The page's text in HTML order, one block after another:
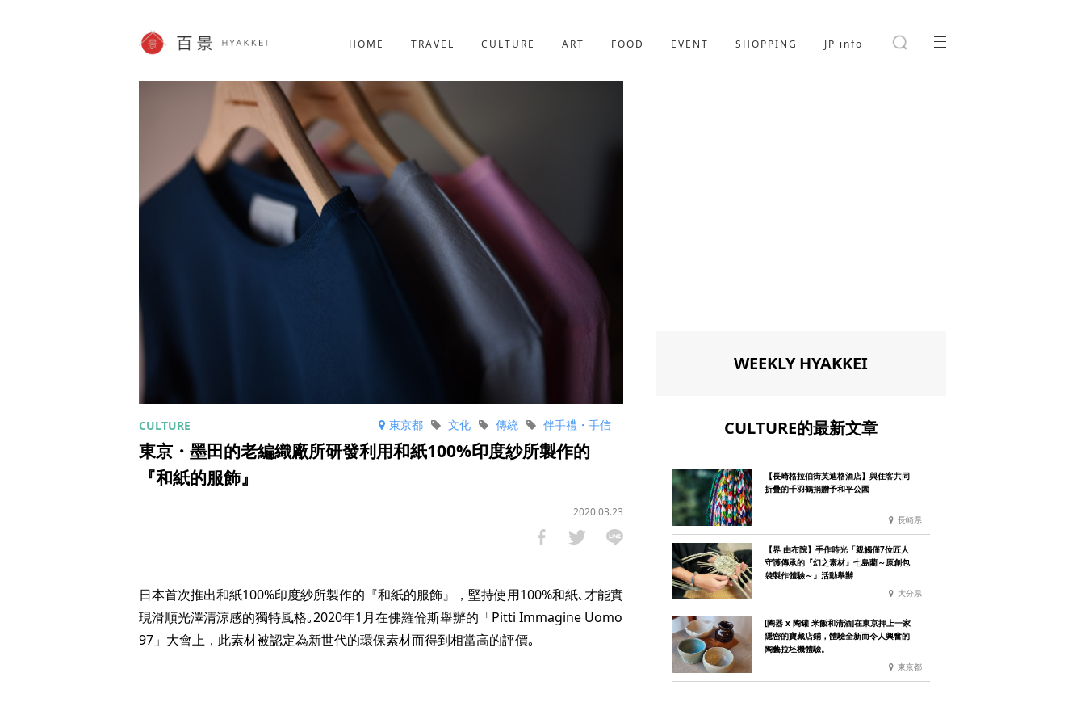
HOME TRAVEL CULTURE ART FOOD EVENT SHOPPING JP info
SHOPPING
JP info
東京都 伴手禮・手信
傳統
文化
東京・墨田的老編織廠所研發利用和紙100%印度紗所製作的
『和紙的服飾』
2020.03.23
日本首次推出和紙100%印度紗所製作的『和紙的服飾』，堅持使用100%和紙､才能實
現滑順光澤清涼感的獨特風格｡2020年1月在佛羅倫斯舉辦的「Pitti Immagine Uomo
97」大會上，此素材被認定為新世代的環保素材而得到相當高的評價｡
WEEKLY HYAKKEI
CULTURE的最新文章
【長崎格拉伯街英迪格酒店】與住客共同
折疊的千羽鶴捐贈予和平公園
長崎県
【界 由布院】手作時光「親觸僅7位匠人
守護傳承的『幻之素材』七島藺～原創包
袋製作體驗～」活動舉辦
大分県
[陶器 x 陶罐 米飯和清酒]在東京押上一家
隱密的寶藏店鋪，體驗全新而令人興奮的
陶藝拉坯機體驗。
東京都